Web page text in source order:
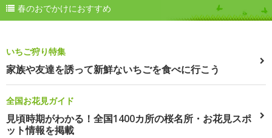
春のおでかけにおすすめ
いちご狩り特集
家族や友達を誘って新鮮ないちごを食べに行こう
全国お花見ガイド
見頃時期がわかる！全国1400カ所の桜名所・お花見スポ
ット情報を掲載